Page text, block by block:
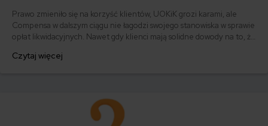
Prawo zmieniło się na korzyść klientów, UOKiK grozi karami, ale
Compensa w dalszym ciągu nie łagodzi swojego stanowiska w sprawie
opłat likwidacyjnych. Nawet gdy klienci mają solidne dowody na to, że
Dziś opisuję potyczki z ubezpieczycielem dwóch klientek, które
Czytaj więcej